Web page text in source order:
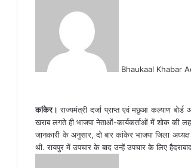
Bhaukaal Khabar
कांकेर।राज्यमंत्री दर्जा प्राप्त एवं मछुआ कल्याण
खराब लगते ही भाजपा नेताओं-कार्यकर्ताओं में शोक की
जानकारी के अनुसार, दो बार कांकेर भाजपा जिला
थी. रायपुर में उपचार के बाद उन्हें उपचार के लिए